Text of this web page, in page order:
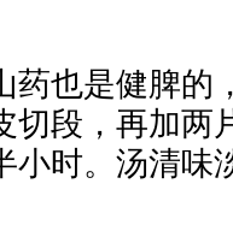
药也是健脾的
切段，再加两
小时。汤清味